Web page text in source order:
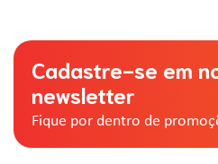
Cadastre-se em
newsletter
Fique por dentro de